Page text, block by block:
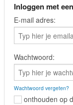
Inloggen met
E-mail adres:
Wachtwoord:
Wachtwoord vergeten?
onthouden op